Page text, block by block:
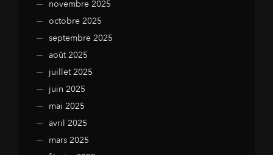
novembre 2025
octobre 2025
septembre 2025
août 2025
juillet 2025
juin 2025
mai 2025
avril 2025
mars 2025